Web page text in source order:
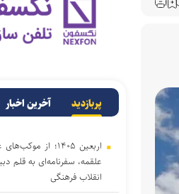
پربازدید آخرین اخبار
اربعین ۱۴۰۵؛ از
علقمه، سفرنامه‌ای به قلم
انقلاب فرهنگی